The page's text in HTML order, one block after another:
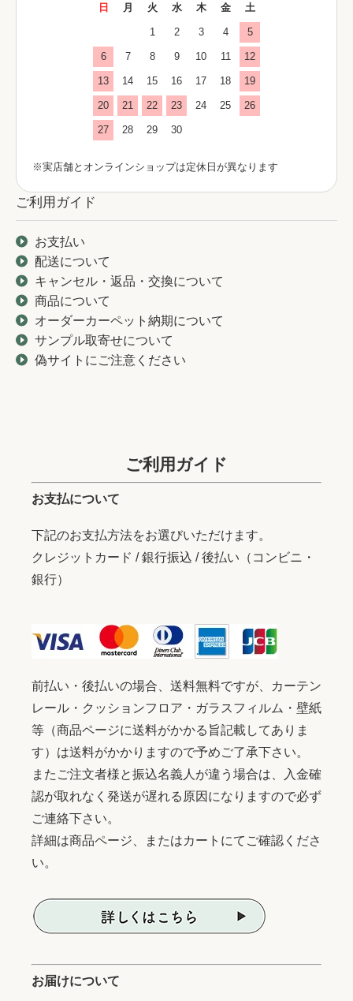
日 月 火 水 木 金 土
1 2 3 4 5
6 7 8 9 10 11 12
13 14 15 16 17 18 19
20 21 22 23 24 25 26
27 28 29 30
※実店舗とオンラインショップは定休日が異なります
ご利用ガイド
お支払い
配送について
キャンセル・返品・交換について
商品について
オーダーカーペット納期について
サンプル取寄せについて
偽サイトにご注意ください
ご利用ガイド
お支払について
下記のお支払方法をお選びいただけます。
クレジットカード / 銀行振込 / 後払い（コンビニ・
銀行）
前払い・後払いの場合、送料無料ですが、カーテン
レール・クッションフロア・ガラスフィルム・壁紙
等（商品ページに送料がかかる旨記載してありま
す）は送料がかかりますので予めご了承下さい。
またご注文者様と振込名義人が違う場合は、入金確
認が取れなく発送が遅れる原因になりますので必ず
ご連絡下さい。
詳細は商品ページ、またはカートにてご確認くださ
い。
お届けについて